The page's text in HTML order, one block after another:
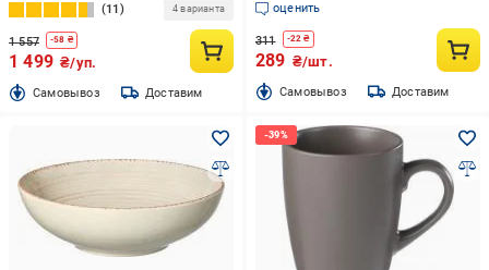
11 4 варианта
1 557 -58 ₴
1 499 ₴/уп.
Cамовывоз Доставим
оценить
311 -22 ₴
289 ₴/шт.
Cамовывоз Доставим